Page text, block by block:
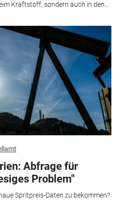
Kraftstoff, sondern auch in den...
Abfrage für
Problem"
Spritpreis-Daten zu bekommen?